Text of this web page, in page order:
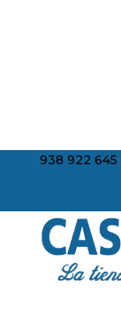
938 922 645